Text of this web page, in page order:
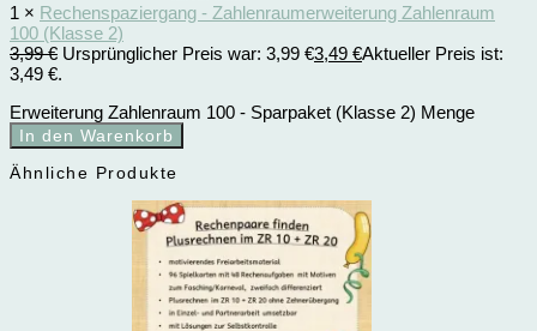
1 × Rechenspaziergang - Zahlenraumerweiterung Zahlenraum
100 (Klasse 2)
3,99€ Ursprünglicher Preis war: 3,99 €3,49 €Aktueller Preis ist:
3,49 €.
Erweiterung Zahlenraum 100 - Sparpaket (Klasse 2) Menge
In den Warenkorb
Ähnliche Produkte